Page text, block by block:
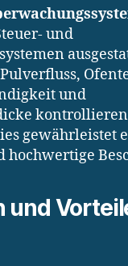
und
und
gewährleistet
hochwertige
und